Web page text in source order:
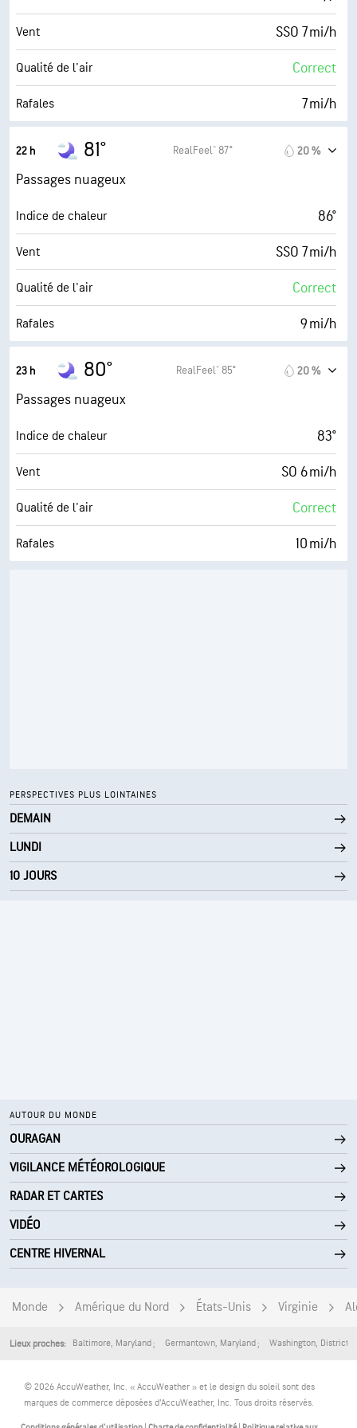
Vent SSO 7 mi/h
Qualité de l'air Correct
Rafales 7 mi/h
Point de rosée
AccuLumen Brightness Index™ 0 (Sombre)
Couverture nuageuse 72 %
Visibilité 10 mi
Plafond nuageux 4000 pi
22 h 81° RealFeel® 87° 20 %
Passages nuageux
Indice de chaleur 86°
Vent SSO 7 mi/h
Qualité de l'air Correct
Rafales 9 mi/h
Point de rosée
AccuLumen Brightness Index™ 0 (Sombre)
Couverture nuageuse 65 %
Visibilité 10 mi
Plafond nuageux 30000 pi
23 h 80° RealFeel® 85° 20 %
Passages nuageux
Indice de chaleur 83°
Vent SO 6 mi/h
Qualité de l'air Correct
Rafales 10 mi/h
PERSPECTIVES PLUS LOINTAINES
DEMAIN
LUNDI
10 JOURS
AUTOUR DU MONDE
OURAGAN
VIGILANCE MÉTÉOROLOGIQUE
RADAR ET CARTES
VIDÉO
CENTRE HIVERNAL
Monde Amérique du Nord États-Unis Virginie
Lieux proches: Baltimore, Maryland Germantown, Maryland Washington, District
© 2026 AccuWeather, Inc. « AccuWeather » et le design du soleil sont des
marques de commerce déposées d’AccuWeather, Inc. Tous droits réservés.